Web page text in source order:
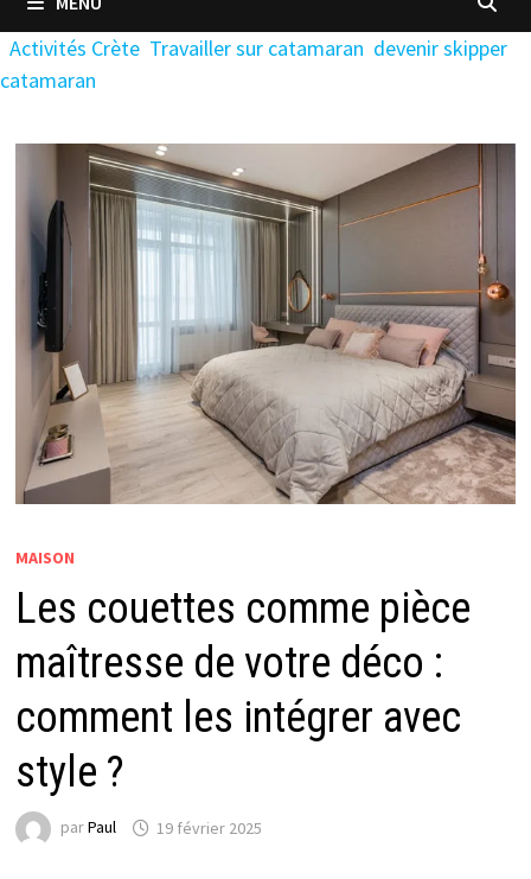
Activités Crète Travailler sur catamaran devenir skipper
catamaran
MAISON
Les couettes comme pièce
maîtresse de votre déco :
comment les intégrer avec
style ?
parPaul 19 février 2025